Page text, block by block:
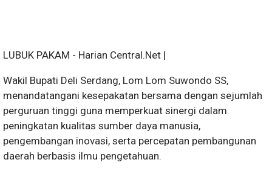
LUBUK PAKAM - Harian Central.Net |
Wakil Bupati Deli Serdang, Lom Lom Suwondo SS,
menandatangani kesepakatan bersama dengan sejumlah
perguruan tinggi guna memperkuat sinergi dalam
peningkatan kualitas sumber daya manusia,
pengembangan inovasi, serta percepatan pembangunan
daerah berbasis ilmu pengetahuan.